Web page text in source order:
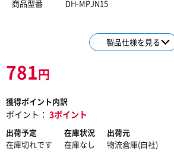
商品型番
DH-MPJN15
製品仕様を見る
781円
獲得ポイント内訳
ポイント： 3ポイント
出荷予定
在庫切れです
在庫状況
在庫なし
出荷元
物流倉庫(自社)